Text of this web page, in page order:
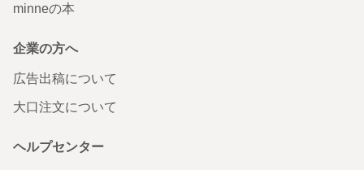
minneの本
企業の方へ
広告出稿について
大口注文について
ヘルプセンター